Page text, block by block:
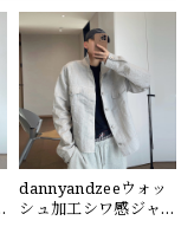
dannyandzeeウォッ
シュ加工シワ感ジャ